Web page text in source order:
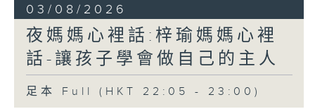
03/08/2026
夜媽媽心裡話:梓瑜媽媽心裡
話-讓孩子學會做自己的主人
足本 Full (HKT 22:05 - 23:00)